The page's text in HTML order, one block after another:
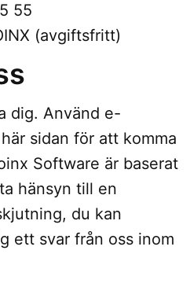
55
(avgiftsfritt)
dig. Använd e-
sidan för att komma
Software är baserat
hänsyn till en
du kan
ett svar från oss inom